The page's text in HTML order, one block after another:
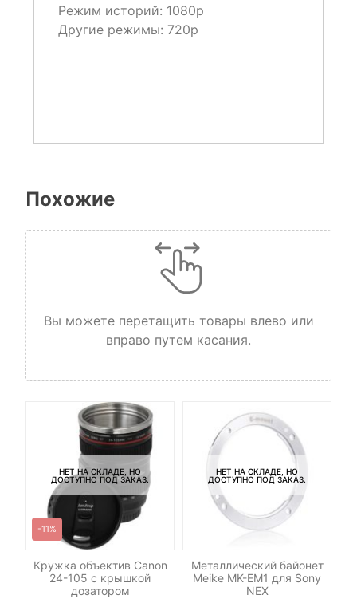
Режим историй: 1080p
Другие режимы: 720p
Похожие
Вы можете перетащить товары влево или
вправо путем касания.
НЕТ НА СКЛАДЕ, НО
ДОСТУПНО ПОД ЗАКАЗ.
-11%
Кружка объектив Canon
24-105 c крышкой
дозатором
НЕТ НА СКЛАДЕ, НО
ДОСТУПНО ПОД ЗАКАЗ.
Металлический байонет
Meike MK-EM1 для Sony
NEX